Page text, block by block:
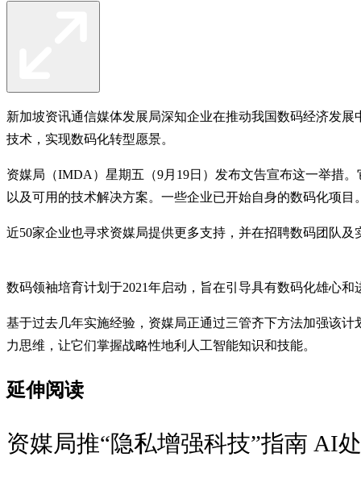
新加坡资讯通信媒体发展局深知企业在推动我国数码经济发
技术，实现数码化转型愿景。
资媒局（IMDA）星期五（9月19日）发布文告宣布这一举措
以及可用的技术解决方案。一些企业已开始自身的数码化项目
近50家企业也寻求资媒局提供更多支持，并在招聘数码团队
数码领袖培育计划于2021年启动，旨在引导具有数码化雄心
基于过去几年实施经验，资媒局正通过三管齐下方法加强该
力思维，让它们掌握战略性地利人工智能知识和技能。
延伸阅读
资媒局推“隐私增强科技”指南 AI